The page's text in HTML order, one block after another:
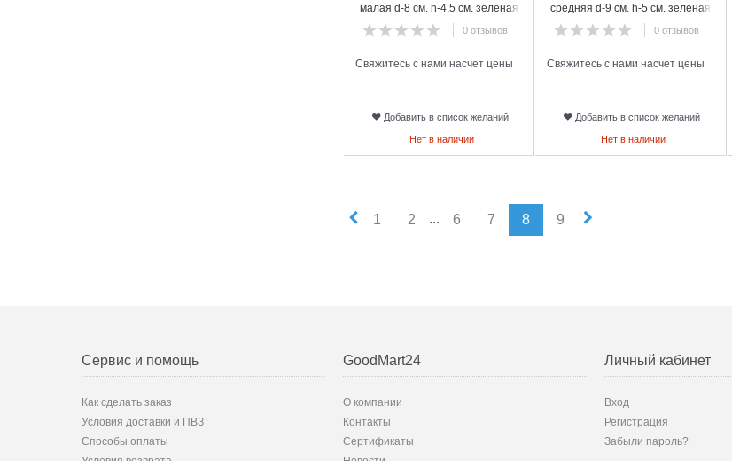
малая d-8 см. h-4,5 см. зеленая
0 отзывов
Свяжитесь с нами насчет цены
Добавить в список желаний
Нет в наличии
средняя d-9 см. h-5 см. зеленая
0 отзывов
Свяжитесь с нами насчет цены
Добавить в список желаний
Нет в наличии
1 2 ... 6 7 8 9
Сервис и помощь
Как сделать заказ
Условия доставки и ПВЗ
Способы оплаты
GoodMart24
О компании
Контакты
Сертификаты
Личный кабинет
Вход
Регистрация
Забыли пароль?